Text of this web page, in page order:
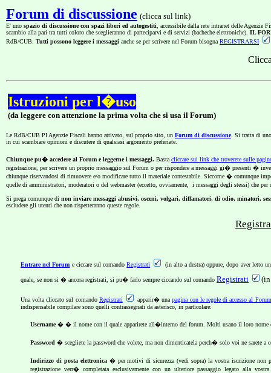
Forum di discussione (clicca sul link)
E' uno spazio di discussione con spazi liberi ed autogestiti , accessibile dalla rete intranet delle Agenzie
scambio alla pari tra tutti coloro che sceglieranno di parteciparvi e di servizi (bacheche elettroniche). IL
RdB/CUB. Tutti possono leggere i messaggi anche se per scrivere nel Forum bisogna REGISTRARSI
Istruzioni per l�uso
(da leggere con attenzione la prima volta che si usa il Forum)
Le RdB/CUB PI Agenzie Fiscali hanno attivato, sul proprio sito, un Forum di discussione. Si tratta di
in cui scambiare opinioni e discutere di qualsiasi argomento preferiate.
Chiunque pu� accedere al Forum e leggerne i messaggi. Basta cliccare sui link che troverete sulle
registrazione, per scrivere un proprio messaggio sul Forum o per rispondere a messaggi gi� presenti �
chiunque riservandosi di rimuovere e/o modificare tutto il materiale contestabile. Siccome � comunque
quelle di amministratori, moderatori o del webmaster (eccetto, ovviamente, i messaggi degli stessi) che
Si prega comunque di non inviare messaggi abusivi, osceni, volgari, diffamatori, di odio, minatori,
escludere gli utenti che non rispetteranno queste regole.
Entrare nel Forum e ciccare sul comandoRegistrati (in alto a destra) oppure, dopo aver letto
quale, se non si � ancora registrati, si pu� farlo sempre ciccando sul comando Registrati (in
Una volta cliccato sul comando Registrati apparir� unapagina con le regole di accesso al Forum
indispensabile compilare sono quelli contrassegnati da asterisco, in particolare:
Username� � il nome con il quale apparirete all�interno del forum. Molti usano il loro nome e
Password � scegliete la password che volete, ma non dimenticatela perch� solo voi ne sarete a
Indirizzo di posta elettronica� per motivi di sicurezza (vedi sopra) la vostra iscrizione non
registrazione verr� completata esclusivamente con un ulteriore passaggio legato alla